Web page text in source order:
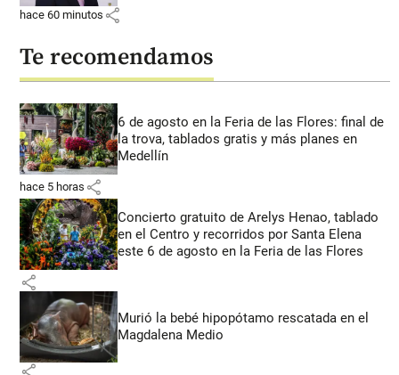
hace 60 minutos share
Te recomendamos
6 de agosto en la Feria de las Flores: final de
la trova, tablados gratis y más planes en
Medellín
hace 5 horas share
Concierto gratuito de Arelys Henao, tablado
en el Centro y recorridos por Santa Elena
este 6 de agosto en la Feria de las Flores
share
Murió la bebé hipopótamo rescatada en el
Magdalena Medio